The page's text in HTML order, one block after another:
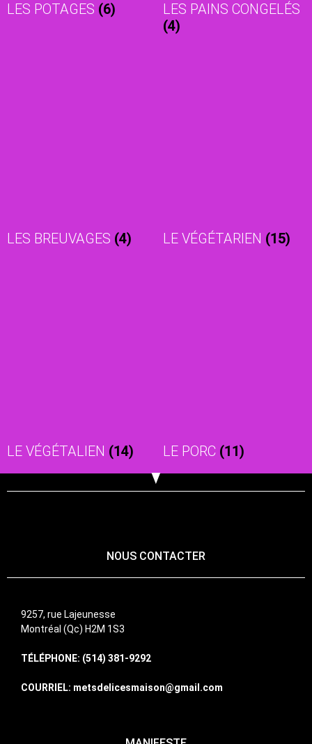
LES POTAGES (6)
LES PAINS CONGELÉS
(4)
LES BREUVAGES (4) LE VÉGÉTARIEN (15)
LE VÉGÉTALIEN (14) LE PORC (11)
NOUS CONTACTER
9257, rue Lajeunesse
Montréal (Qc) H2M 1S3
TÉLÉPHONE: (514) 381-9292
COURRIEL: metsdelicesmaison@gmail.com